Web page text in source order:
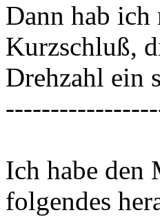
Dann hab ich
Kurzschluß,
Drehzahl ein
Ich habe den
folgendes